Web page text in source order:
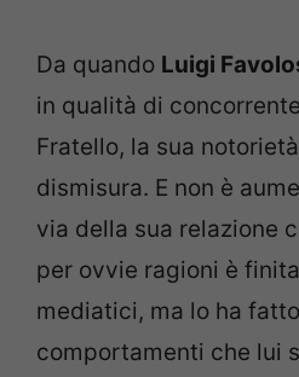
Da quando Luigi
in qualità di
Fratello, la sua
dismisura. E non è
via della sua relazione
per ovvie ragioni è
mediatici, ma lo ha
comportamenti che lui